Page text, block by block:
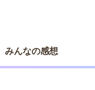
みんなの感想